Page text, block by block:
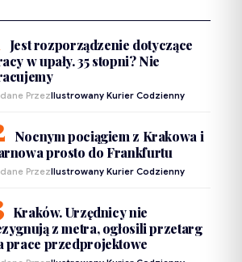
Jest rozporządzenie dotyczące
w upały. 35 stopni? Nie
PrzezIlustrowany Kurier Codzienny
Nocnym pociągiem z Krakowa i
prosto do Frankfurtu
PrzezIlustrowany Kurier Codzienny
Kraków. Urzędnicy nie
z metra, ogłosili przetarg
prace przedprojektowe